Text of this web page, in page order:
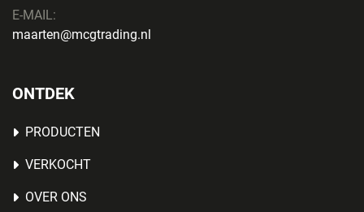
E-MAIL:
maarten@mcgtrading.nl
ONTDEK
PRODUCTEN
VERKOCHT
OVER ONS